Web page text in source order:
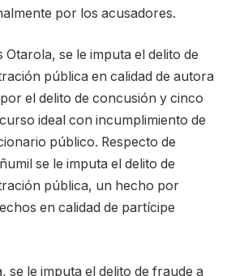
por los acusadores.
Otarola, se le imputa el delito de
pública en calidad de autora
el delito de concusión y cinco
ideal con incumplimiento de
público. Respecto de
se le imputa el delito de
pública, un hecho por
en calidad de partícipe
se le imputa el delito de fraude a